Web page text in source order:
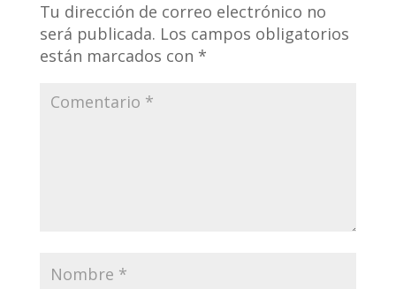
Tu dirección de correo electrónico no
será publicada. Los campos obligatorios
están marcados con *